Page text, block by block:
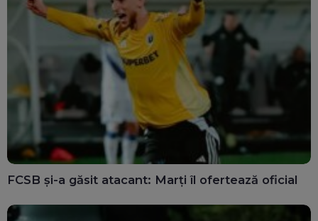
FCSB și-a găsit atacant: Marți îl ofertează oficial